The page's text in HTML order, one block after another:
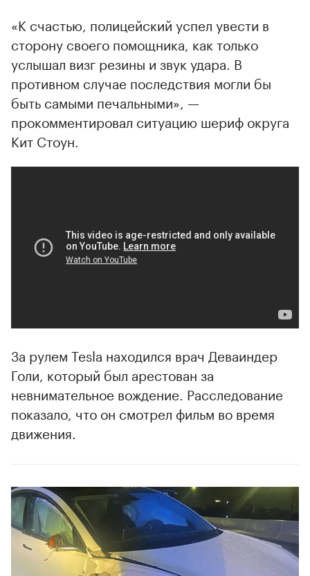
«К счастью, полицейский успел увести в
сторону своего помощника, как только
услышал визг резины и звук удара. В
противном случае последствия могли бы
быть самыми печальными», —
прокомментировал ситуацию шериф округа
Кит Стоун.
За рулем Tesla находился врач Деваиндер
Голи, который был арестован за
невнимательное вождение. Расследование
показало, что он смотрел фильм во время
движения.